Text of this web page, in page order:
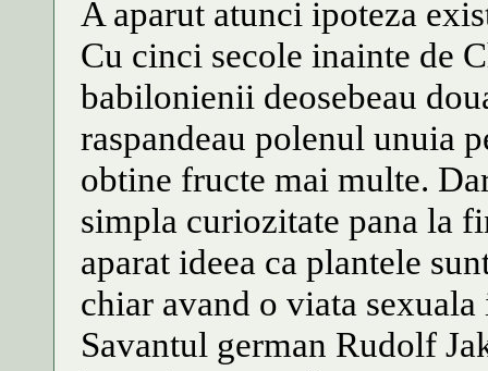
A aparut atunci ipoteza
Cu cinci secole inainte de
babilonienii deosebeau
raspandeau polenul unuia
obtine fructe mai multe.
simpla curiozitate pana la
aparat ideea ca plantele
chiar avand o viata sexuala
Savantul german Rudolf